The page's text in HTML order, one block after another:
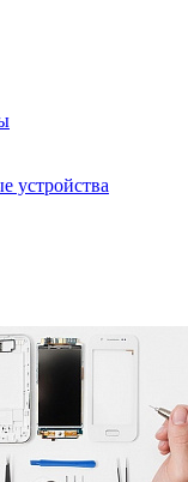
устройства